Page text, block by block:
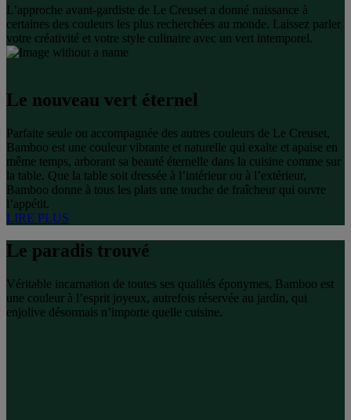
L’approche avant-gardiste de Le Creuset a donné naissance à
certaines des couleurs les plus recherchées au monde. Laissez parler
votre créativité et votre style culinaire avec un vert intemporel.
Le nouveau vert éternel
Parfaite seule ou accompagnée des autres couleurs de Le Creuset,
Bamboo est une couleur vibrante et naturelle qui exalte et apaise en
même temps, arborant sa beauté éternelle dans la cuisine comme sur
la table. Que la table soit dressée à l’intérieur ou à l’extérieur,
Bamboo donne à tous les plats une touche de fraîcheur qui ouvre
l’appétit.
LIRE PLUS
Le paradis trouvé
Véritable incarnation de toutes ses qualités éponymes, Bamboo est
une couleur à l’esprit joyeux, autrefois réservée au jardin, qui
enjolive désormais n’importe quelle cuisine.